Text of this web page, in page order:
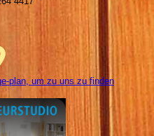
plan, um zu uns zu finden